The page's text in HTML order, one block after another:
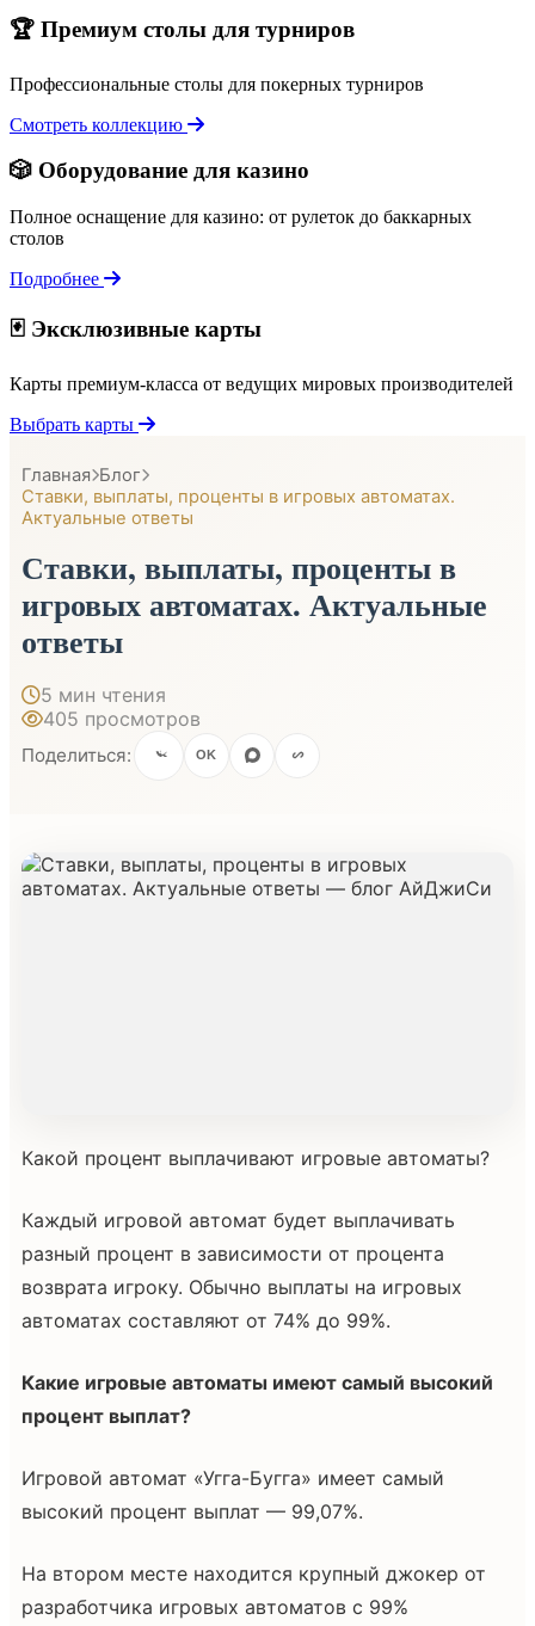
🏆 Премиум столы для турниров
Профессиональные столы для покерных турниров
Смотреть коллекцию
🎲 Оборудование для казино
Полное оснащение для казино: от рулеток до баккарных
столов
Подробнее
🃏 Эксклюзивные карты
Карты премиум-класса от ведущих мировых производителей
Выбрать карты
Главная Блог
Ставки, выплаты, проценты в игровых автоматах.
Актуальные ответы
Ставки, выплаты, проценты в
игровых автоматах. Актуальные
ответы
5 мин чтения
405 просмотров
Поделиться: OK
Какой процент выплачивают игровые автоматы?
Каждый игровой автомат будет выплачивать
разный процент в зависимости от процента
возврата игроку. Обычно выплаты на игровых
автоматах составляют от 74% до 99%.
Какие игровые автоматы имеют самый высокий
процент выплат?
Игровой автомат «Угга-Бугга» имеет самый
высокий процент выплат — 99,07%.
На втором месте находится крупный джокер от
разработчика игровых автоматов с 99%